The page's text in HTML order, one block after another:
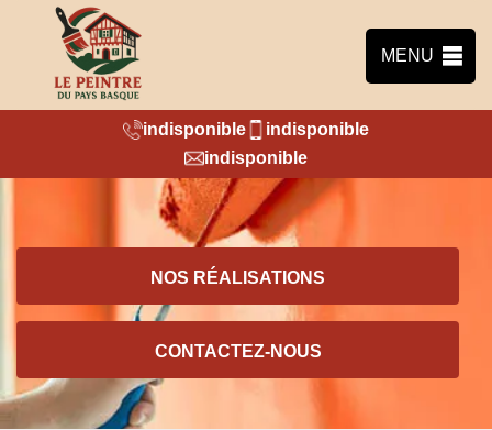
MENU
indisponible
indisponible
indisponible
NOS RÉALISATIONS
CONTACTEZ-NOUS